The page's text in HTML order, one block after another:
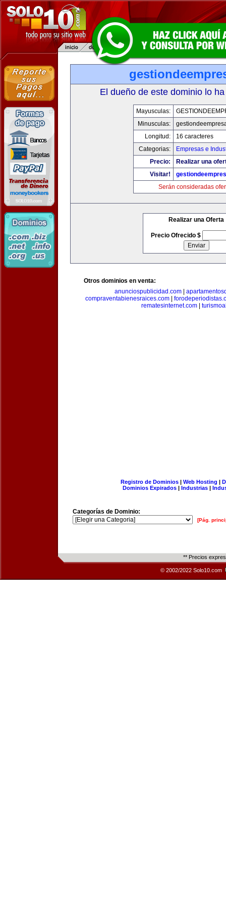
El dueño de este dominio lo
Mayusculas:
Minusculas:
Longitud:
16 caracteres
Categorias:
Empresas e
Precio:
Realizar una
Visitar!
Serán consideradas
Realizar una Oferta
Precio Ofrecido $
Otros dominios en venta:
anunciospublicidad.com|
compraventabienesraices.com
rematesinternet.com|
Registro de Dominios| Web Hosting |
Dominios Expirados | Industrias |
Categorías de Dominio:
[Pág.
** Precios
© 2002/2022 Solo10.com